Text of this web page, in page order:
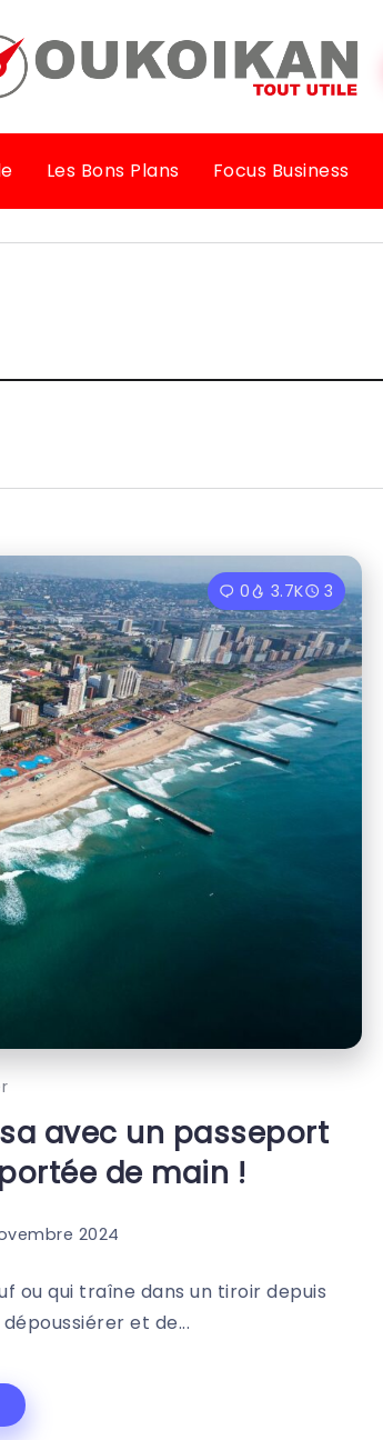
Les Bons Plans Focus Business
0 3.7K 3
avec un passeport
de main !
2024
ou qui traîne dans un tiroir depuis
et de...